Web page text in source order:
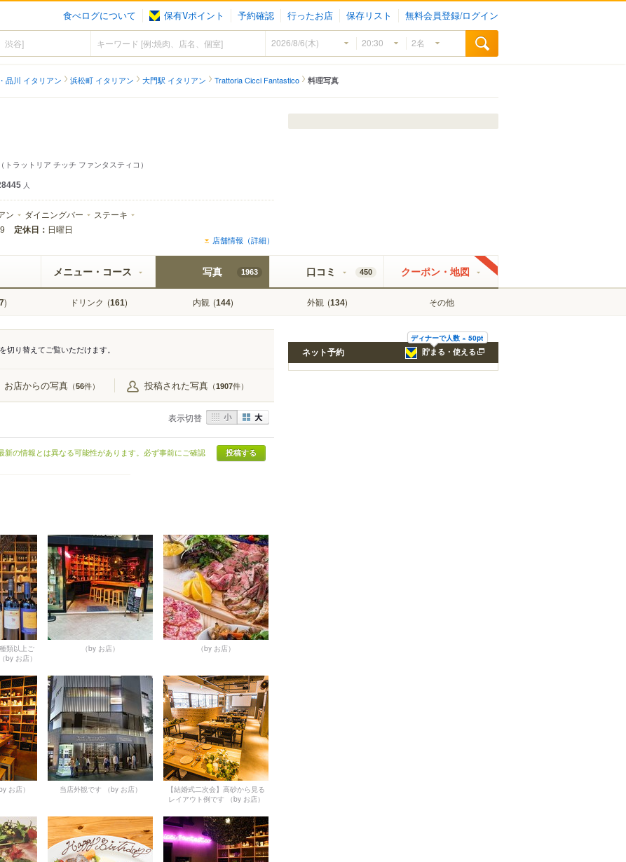
食べログについて 保有Vポイント 予約確認 行ったお店 保存リスト 無料会員登録/ログイン
品川 イタリアン 浜松町 イタリアン 大門駅 イタリアン Trattoria Cicci Fantastico 料理写真
（トラットリア チッチ ファンタスティコ）
人
ン ダイニングバー ステーキ
定休日： 日曜日
店舗情報（詳細）
メニュー・コース 写真 1963
) ドリンク (161) 内観 (144) 外観 (134) その他
口コミ 450 クーポン・地図
り替えてご覧いただけます。
お店からの写真（56件） 投稿された写真 （1907件）
表示切替
の情報とは異なる可能性があります。必ず事前にご確認
投稿する
類以上ご
（by お店）
（by お店） （by お店）
お店） 当店外観です （by お店）
【結婚式二次会】高砂から見る
レイアウト例です
（by お店）
ディナーで人数 × 50pt
貯まる・使える
ネット予約